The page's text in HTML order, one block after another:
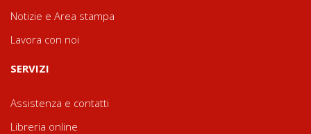
Notizie e Area stampa
Lavora con noi
SERVIZI
Assistenza e contatti
Libreria online